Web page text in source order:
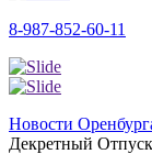
8-987-852-60-11
Новости
Декретный